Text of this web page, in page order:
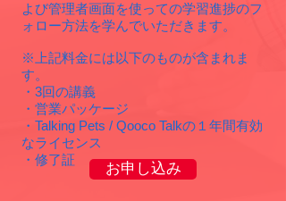
よび管理者画面を使っての学習進捗のフ
ォロー方法を学んでいただきます。
※上記料金には以下のものが含まれま
す。
・3回の講義
・営業パッケージ
・Talking Pets / Qooco Talkの１年間有効
なライセンス
・修了証
お申し込み